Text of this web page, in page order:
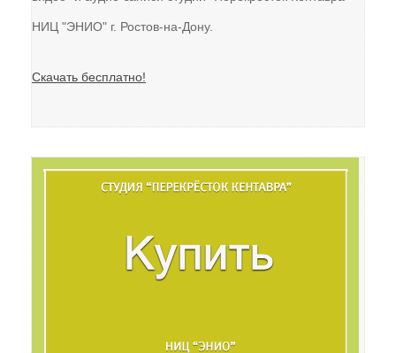
НИЦ "ЭНИО" г. Ростов-на-Дону.
Скачать бесплатно!